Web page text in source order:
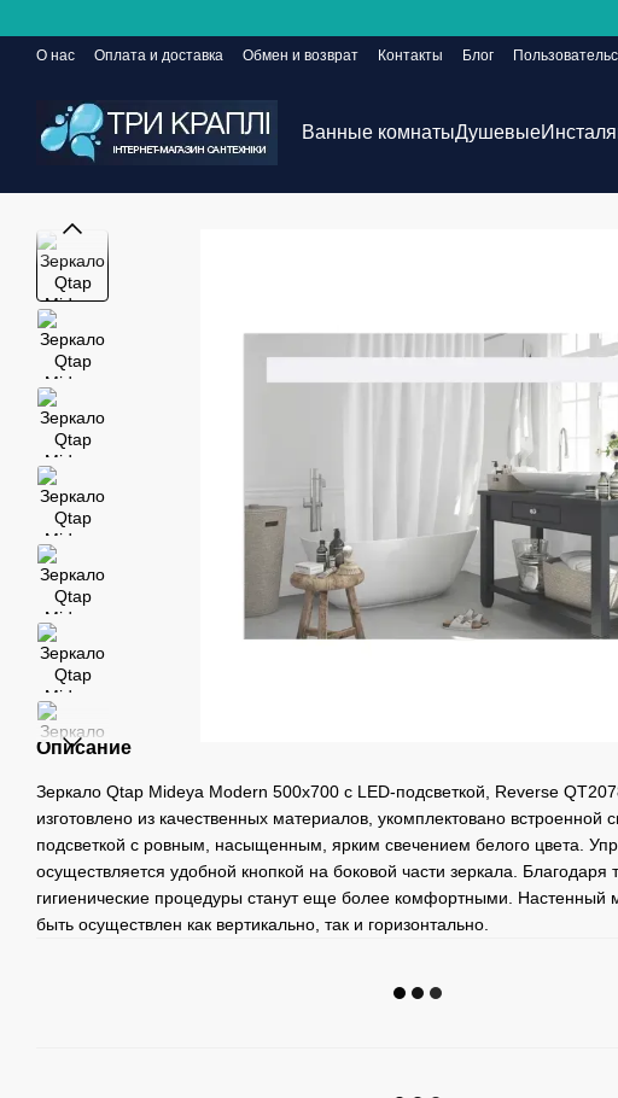
О нас Оплата и доставка Обмен и возврат Контакты Блог
Ванные комнатыДушевые
Описание
Зеркало Qtap Mideya Modern 500х700 с LED-подсветкой, Reverse
изготовлено из качественных материалов, укомплектовано встроенной
подсветкой с ровным, насыщенным, ярким свечением белого цвета.
осуществляется удобной кнопкой на боковой части зеркала. Благодаря
гигиенические процедуры станут еще более комфортными. Настенный
быть осуществлен как вертикально, так и горизонтально.